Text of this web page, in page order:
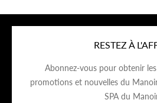
RESTEZ À
Abonnez-vous pour obtenir
promotions et nouvelles du
SPA du